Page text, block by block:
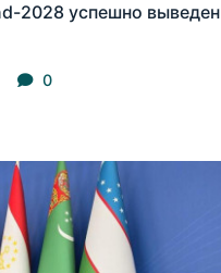
2028 успешно выведен
0